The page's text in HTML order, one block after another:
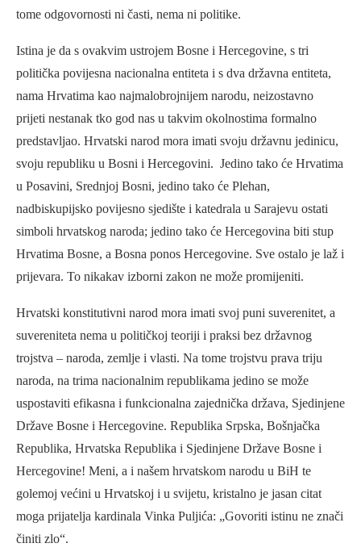
tome odgovornosti ni časti, nema ni politike.
Istina je da s ovakvim ustrojem Bosne i Hercegovine, s tri
politička povijesna nacionalna entiteta i s dva državna entiteta,
nama Hrvatima kao najmalobrojnijem narodu, neizostavno
prijeti nestanak tko god nas u takvim okolnostima formalno
predstavljao. Hrvatski narod mora imati svoju državnu jedinicu,
svoju republiku u Bosni i Hercegovini. Jedino tako će Hrvatima
u Posavini, Srednjoj Bosni, jedino tako će Plehan,
nadbiskupijsko povijesno sjedište i katedrala u Sarajevu ostati
simboli hrvatskog naroda; jedino tako će Hercegovina biti stup
Hrvatima Bosne, a Bosna ponos Hercegovine. Sve ostalo je laž i
prijevara. To nikakav izborni zakon ne može promijeniti.
Hrvatski konstitutivni narod mora imati svoj puni suverenitet, a
suvereniteta nema u političkoj teoriji i praksi bez državnog
trojstva – naroda, zemlje i vlasti. Na tome trojstvu prava triju
naroda, na trima nacionalnim republikama jedino se može
uspostaviti efikasna i funkcionalna zajednička država, Sjedinjene
Države Bosne i Hercegovine. Republika Srpska, Bošnjačka
Republika, Hrvatska Republika i Sjedinjene Države Bosne i
Hercegovine! Meni, a i našem hrvatskom narodu u BiH te
golemoj većini u Hrvatskoj i u svijetu, kristalno je jasan citat
moga prijatelja kardinala Vinka Puljića: „Govoriti istinu ne znači
činiti zlo“.